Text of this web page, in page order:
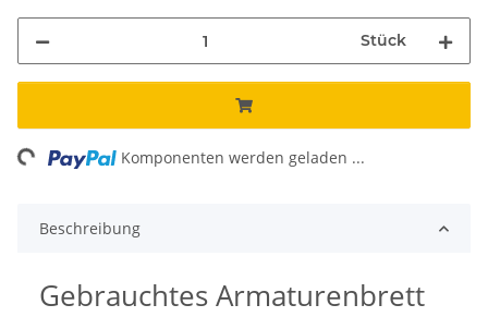
Stück
Komponenten werden geladen ...
Beschreibung
Gebrauchtes Armaturenbrett